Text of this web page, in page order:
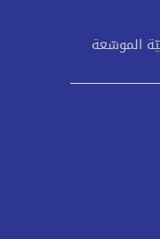
الموسّعة